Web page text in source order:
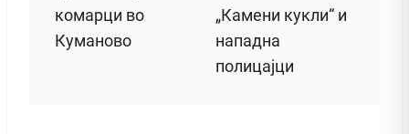
комарци во
Куманово
„Камени кукли“ и
нападна
полицајци